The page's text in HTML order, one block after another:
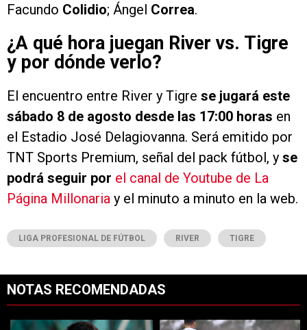
Facundo Colidio; Ángel Correa.
¿A qué hora juegan River vs. Tigre
y por dónde verlo?
El encuentro entre River y Tigre se jugará este
sábado 8 de agosto desde las 17:00 horas en
el Estadio José Delagiovanna. Será emitido por
TNT Sports Premium, señal del pack fútbol, y se
podrá seguir por el canal de Youtube de La
Página Millonaria y el minuto a minuto en la web.
LIGA PROFESIONAL DE FÚTBOL RIVER TIGRE
NOTAS RECOMENDADAS
Un artículo de tendencia con el título "Confirmado: ya se sabe qué
Un artículo de tendencia con el